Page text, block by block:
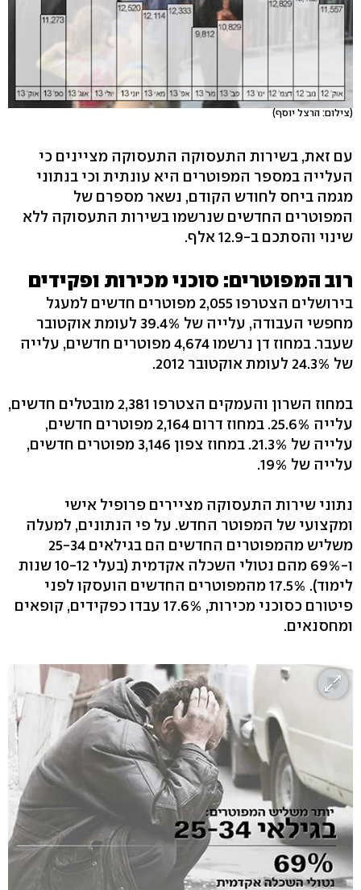
(צילום: הרצל יוסף)
עם זאת, בשירות התעסוקה התעסוקה מציינים כי
העלייה במספר המפוטרים היא עונתית וכי בנתוני
מגמה ביחס לחודש הקודם, נשאר מספרם של
המפוטרים החדשים שנרשמו בשירות התעסוקה ללא
שינוי והסתכם ב-12.9 אלף.
רוב המפוטרים: סוכני מכירות ופקידים
בירושלים הצטרפו 2,055 מפוטרים חדשים למעגל
מחפשי העבודה, עלייה של 39.4% לעומת אוקטובר
שעבר. במחוז דן נרשמו 4,674 מפוטרים חדשים, עלייה
של 24.3% לעומת אוקטובר 2012.
במחוז השרון והעמקים הצטרפו 2,381 מובטלים חדשים,
עלייה 25.6%. במחוז דרום 2,164 מפוטרים חדשים,
עלייה של 21.3%. במחוז צפון 3,146 מפוטרים חדשים,
עלייה של 19%.
נתוני שירות התעסוקה מציירים פרופיל אישי
ומקצועי של המפוטר החדש. על פי הנתונים, למעלה
משליש מהמפוטרים החדשים הם בגילאים 25-34
ו-69% מהם נטולי השכלה אקדמית (בעלי 10-12 שנות
לימוד). 17.5% מהמפוטרים החדשים הועסקו לפני
פיטורם כסוכני מכירות, 17.6% עבדו כפקידים, קופאים
ומחסנאים.